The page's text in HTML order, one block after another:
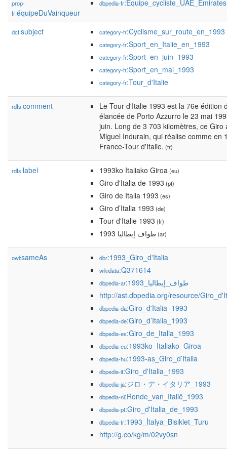
prop-
fr:équipeDuVainqueur
dbpedia-fr:Équipe_cycliste_UAE_Emirates
dct:subject category-fr:Cyclisme_sur_route_en_1993
category-fr:Sport_en_Italie_en_1993
category-fr:Sport_en_juin_1993
category-fr:Sport_en_mai_1993
category-fr:Tour_d'Italie
rdfs:comment
Le Tour d'Italie 1993 est la 76e édition
élancée de Porto Azzurro le 23 mai
juin. Long de 3 703 kilomètres, ce
Miguel Indurain, qui réalise comme en
France-Tour d'Italie. (fr)
rdfs:label 1993ko Italiako Giroa(eu)
Giro d'Italia de 1993 (pt)
Giro de Italia 1993 (es)
Giro d’Italia 1993 (de)
Tour d'Italie 1993 (fr)
طواف إيطاليا 1993(ar)
owl:sameAs dbr:1993_Giro_d'Italia
wikidata:Q371614
dbpedia-ar
:طواف_إيطاليا_1993
http://ast.dbpedia.org/resource/
dbpedia-da:Giro_d'Italia_1993
dbpedia-de:Giro_d’Italia_1993
dbpedia-es:Giro_de_Italia_1993
dbpedia-eu:1993ko_Italiako_Giroa
dbpedia-hu:1993-as_Giro_d’Italia
dbpedia-it:Giro_d'Italia_1993
dbpedia-ja:ジロ・デ・イタリア_1993
dbpedia-nl:Ronde_van_Italië_1993
dbpedia-pt:Giro_d'Italia_de_1993
dbpedia-tr:1993_İtalya_Bisiklet_Turu
http://g.co/kg/m/02vy0sn